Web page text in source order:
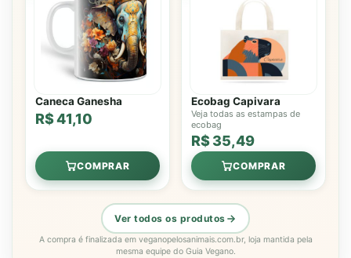
Caneca Ganesha
R$ 41,10
COMPRAR
Ecobag Capivara
Veja todas as estampas de
ecobag
R$ 35,49
COMPRAR
Ver todos os produtos
A compra é finalizada em veganopelosanimais.com.br, loja mantida pela
mesma equipe do Guia Vegano.